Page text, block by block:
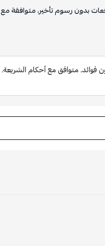
بدون رسوم تأخير، متوافقة مع